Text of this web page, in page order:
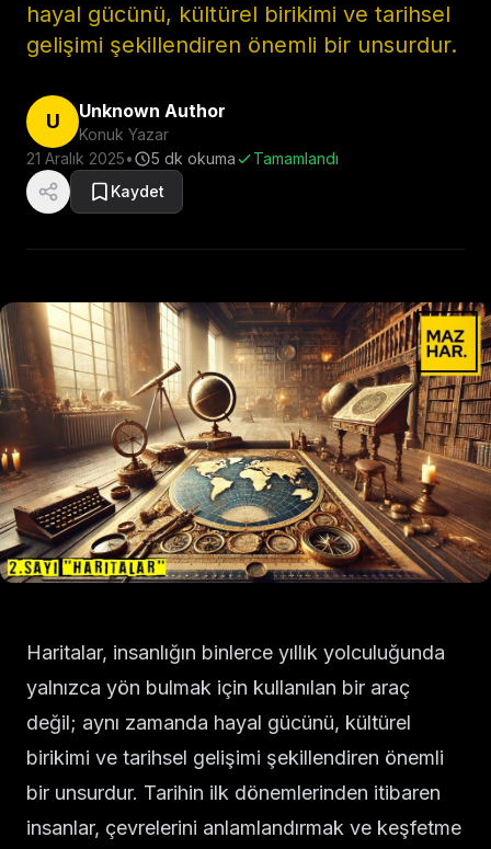
hayal gücünü, kültürel birikimi ve tarihsel
gelişimi şekillendiren önemli bir unsurdur.
U Unknown Author
Konuk Yazar
21 Aralık 2025• 5 dk okuma
Tamamlandı
Kaydet
Haritalar, insanlığın binlerce yıllık yolculuğunda
yalnızca yön bulmak için kullanılan bir araç
değil; aynı zamanda hayal gücünü, kültürel
birikimi ve tarihsel gelişimi şekillendiren önemli
bir unsurdur. Tarihin ilk dönemlerinden itibaren
insanlar, çevrelerini anlamlandırmak ve keşfetme